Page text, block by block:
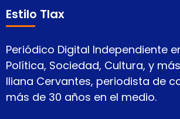
Estilo Tlax
Periódico Digital Independiente
Política, Sociedad, Cultura, y
Iliana Cervantes, periodista de
más de 30 años en el medio.